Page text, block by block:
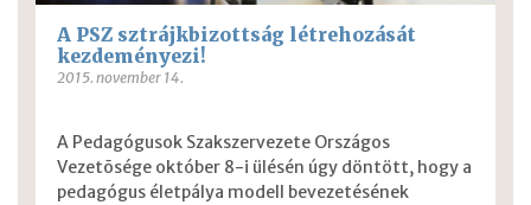
A PSZ sztrájkbizottság létrehozását
kezdeményezi!
2015. november 14.
A Pedagógusok Szakszervezete Országos
Vezetõsége október 8-i ülésén úgy döntött, hogy a
pedagógus életpálya modell bevezetésének